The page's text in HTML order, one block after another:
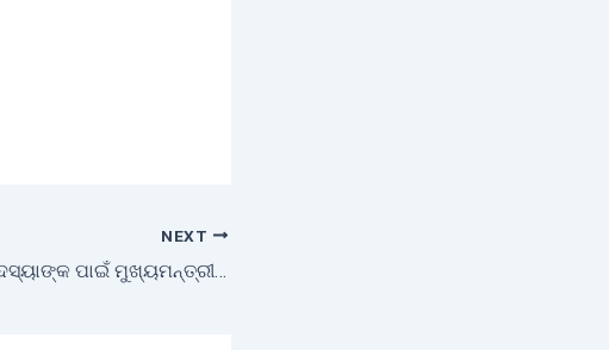
NEXT
ଏସଏଚଜି ସଦସ୍ୟାଙ୍କ ପାଇଁ ମୁଖ୍ୟମନ୍ତ୍ରୀଙ୍କ ବଡ଼ ଘୋଷଣା